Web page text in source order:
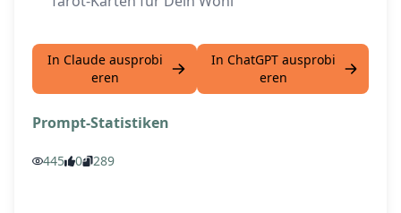
In Claude ausprobi
eren
In ChatGPT ausprobi
eren
Prompt-Statistiken
445 0 289